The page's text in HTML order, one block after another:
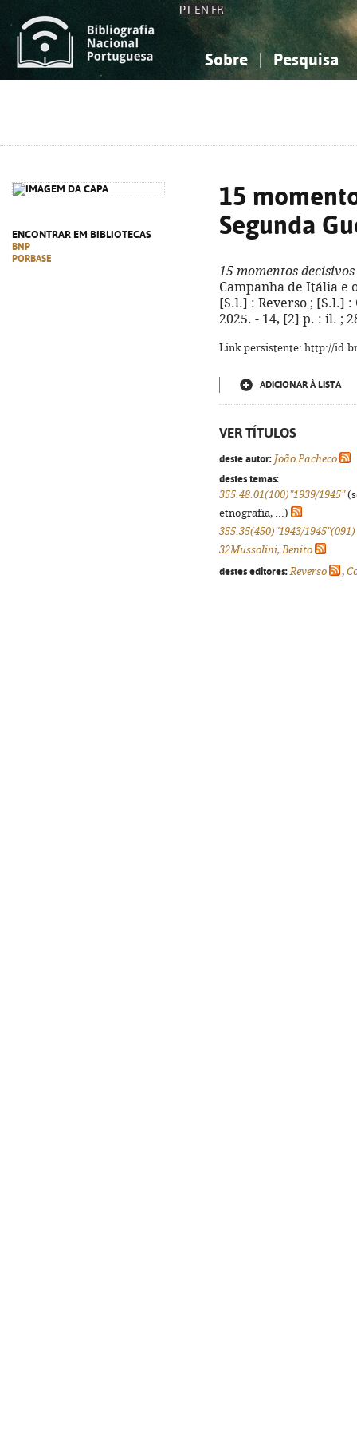
PT EN FR
Sobre Pesquisa
ENCONTRAR EM BIBLIOTECAS
BNP
PORBASE
15
Segunda
15 momentos
Campanha de Itália e
[S.l.] : Reverso ; [S.l.]
2025. - 14, [2] p. : il. ;
Link persistente: http://
ADICIONAR À LISTA
VER TÍTULOS
deste autor: João Pacheco
destes temas:
355.48.01(100)"1939/1945"
etnografia, ...)
355.35(450)"1943/1945"(091)
32Mussolini, Benito
destes editores: Reverso ,